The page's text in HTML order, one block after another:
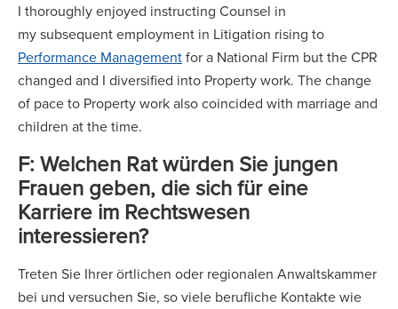
I thoroughly enjoyed instructing Counsel in
my subsequent employment in Litigation rising to
Performance Managementfor a National Firm but the CPR
changed and I diversified into Property work. The change
of pace to Property work also coincided with marriage and
children at the time.
F: Welchen Rat würden Sie jungen
Frauen geben, die sich für eine
Karriere im Rechtswesen
interessieren?
Treten Sie Ihrer örtlichen oder regionalen Anwaltskammer
bei und versuchen Sie, so viele berufliche Kontakte wie